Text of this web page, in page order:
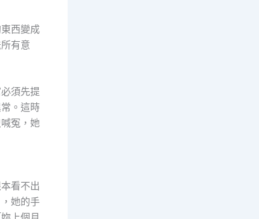
西變成
有意
須先提
。這時
冤，她
看不出
她的手